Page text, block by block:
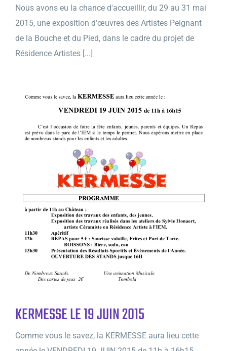
Nous avons eu la chance d'accueillir, du 29 au 31 mai
2015, une exposition d’œuvres des Artistes Peignant
de la Bouche et du Pied, dans le cadre du projet de
Résidence Artistes [...]
KERMESSE LE 19 JUIN 2015
Comme vous le savez, la KERMESSE aura lieu cette